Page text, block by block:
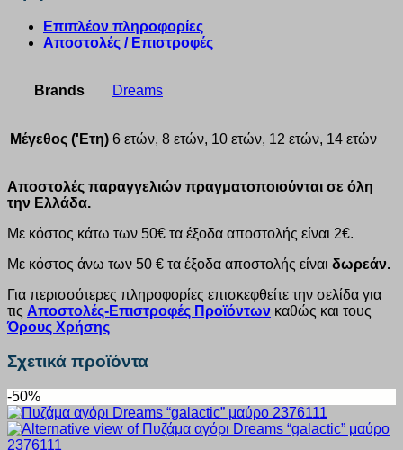
Επιπλέον πληροφορίες
Αποστολές / Επιστροφές
Brands Dreams
Μέγεθος ('Ετη) 6 ετών, 8 ετών, 10 ετών, 12 ετών, 14 ετών
Αποστολές παραγγελιών πραγματοποιούνται σε όλη
την Ελλάδα.
Με κόστος κάτω των 50€ τα έξοδα αποστολής είναι 2€.
Με κόστος άνω των 50 € τα έξοδα αποστολής είναι δωρεάν.
Για περισσότερες πληροφορίες επισκεφθείτε την σελίδα για
τις Αποστολές-Επιστροφές Προϊόντων καθώς και τους
Όρους Χρήσης
Σχετικά προϊόντα
-50%